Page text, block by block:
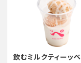
飲むミルクティーッペ